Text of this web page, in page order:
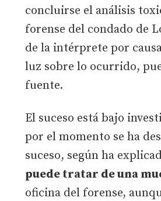
concluirse el análisis
forense del condado de
de la intérprete por
luz sobre lo ocurrido,
fuente.
El suceso está bajo
por el momento se ha
suceso, según ha
puede tratar de una
oficina del forense,